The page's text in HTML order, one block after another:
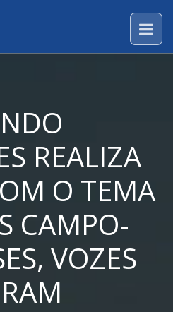
REALIZA
O TEMA
CAMPO-
VOZES